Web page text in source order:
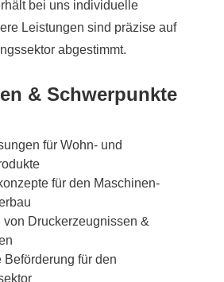
bei uns individuelle
Leistungen sind präzise auf
abgestimmt.
& Schwerpunkte
für Wohn- und
für den Maschinen-
von Druckerzeugnissen &
Beförderung für den